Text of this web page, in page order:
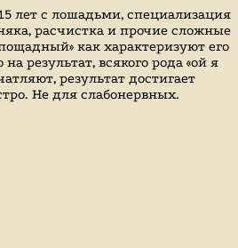
лет с лошадьми, специализация
расчистка и прочие сложные
как характеризуют его
результат, всякого рода «ой я
результат достигает
Не для слабонервных.